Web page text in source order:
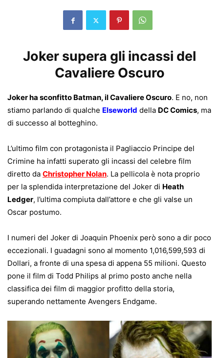
Joker supera gli incassi del
Cavaliere Oscuro
Joker ha sconfitto Batman, il Cavaliere Oscuro. E no, non
stiamo parlando di qualche Elseworld della DC Comics, ma
di successo al botteghino.
L’ultimo film con protagonista il Pagliaccio Principe del
Crimine ha infatti superato gli incassi del celebre film
diretto da Christopher Nolan. La pellicola è nota proprio
per la splendida interpretazione del Joker di Heath
Ledger, l’ultima compiuta dall’attore e che gli valse un
Oscar postumo.
I numeri del Joker di Joaquin Phoenix però sono a dir poco
eccezionali. I guadagni sono al momento 1,016,599,593 di
Dollari, a fronte di una spesa di appena 55 milioni. Questo
pone il film di Todd Philips al primo posto anche nella
classifica dei film di maggior profitto della storia,
superando nettamente Avengers Endgame.